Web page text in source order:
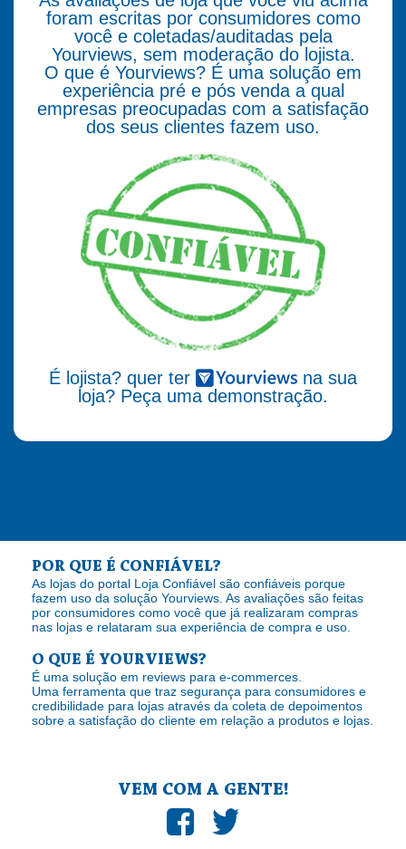
foram escritas por consumidores como
você e coletadas/auditadas pela
Yourviews, sem moderação do lojista.
O que é Yourviews? É uma solução em
experiência pré e pós venda a qual
empresas preocupadas com a satisfação
dos seus clientes fazem uso.
É lojista? quer ter
na sua
loja? Peça uma demonstração.
POR QUE É CONFIÁVEL?
As lojas do portal Loja Confiável são confiáveis porque
fazem uso da solução Yourviews. As avaliações são feitas
por consumidores como você que já realizaram compras
nas lojas e relataram sua experiência de compra e uso.
O QUE É YOURVIEWS?
É uma solução em reviews para e-commerces.
Uma ferramenta que traz segurança para consumidores e
credibilidade para lojas através da coleta de depoimentos
sobre a satisfação do cliente em relação a produtos e lojas.
VEM COM A GENTE!